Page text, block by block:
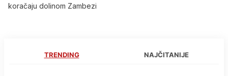
koračaju dolinom Zambezi
TRENDING NAJČITANIJE